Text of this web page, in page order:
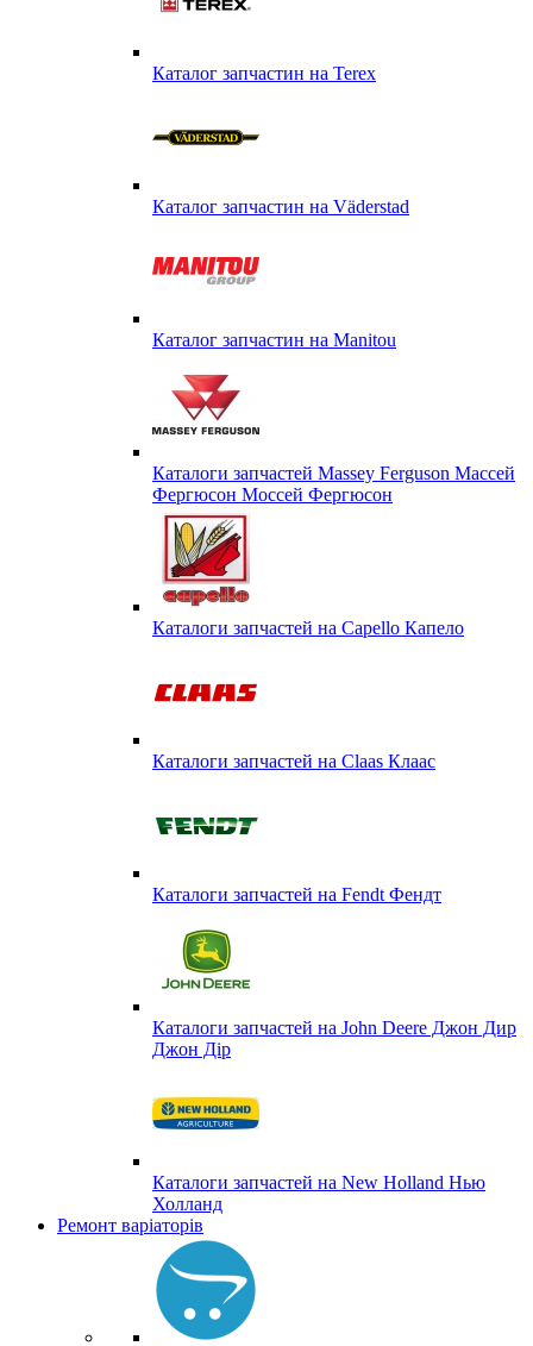
Каталог запчастин на Terex
Каталог запчастин на Väderstad
Каталог запчастин на Маnitou
Каталоги запчастей Massey Ferguson Массей
Фергюсон Моссей Фергюсон
Каталоги запчастей на Capello Капело
Каталоги запчастей на Claas Клаас
Каталоги запчастей на Fendt Фендт
Каталоги запчастей на John Deere Джон Дир
Джон Дір
Каталоги запчастей на New Holland Нью
Холланд
Ремонт варіаторів